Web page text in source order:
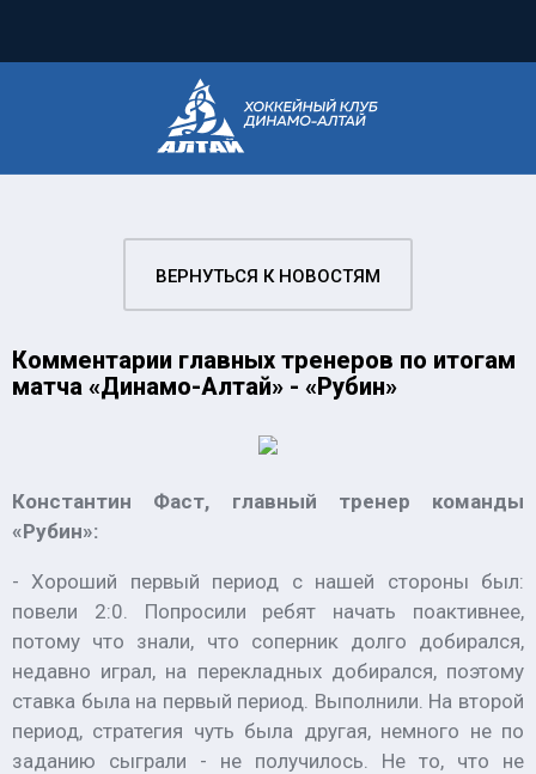
ВЕРНУТЬСЯ К НОВОСТЯМ
Комментарии главных тренеров по итогам
матча «Динамо-Алтай» - «Рубин»
Константин Фаст, главный тренер команды
«Рубин»:
- Хороший первый период с нашей стороны был:
повели 2:0. Попросили ребят начать поактивнее,
потому что знали, что соперник долго добирался,
недавно играл, на перекладных добирался, поэтому
ставка была на первый период. Выполнили. На второй
период, стратегия чуть была другая, немного не по
заданию сыграли - не получилось. Не то, что не